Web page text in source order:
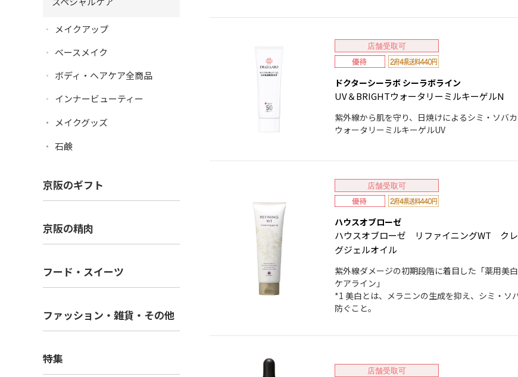
メイクアップ
ベースメイク
ボディ・ヘアケア全商品
インナービューティー
メイクグッズ
石鹸
京阪のギフト
京阪の精肉
フード・スイーツ
ファッション・雑貨・その他
特集
店舗受取可
ドクターシーラボ シーラボライン
UV＆BRIGHTウォータリーミルキーゲルN
紫外線から肌を守り、日焼けによるシミ・ソバ
ウォータリーミルキーゲルUV
店舗受取可
ハウスオブローゼ
ハウスオブローゼ リファイニングWT ク
グジェルオイル
紫外線ダメージの初期段階に着目した「薬用美
ケアライン」
*1 美白とは、メラニンの生成を抑え、シミ・ソ
防ぐこと。
店舗受取可